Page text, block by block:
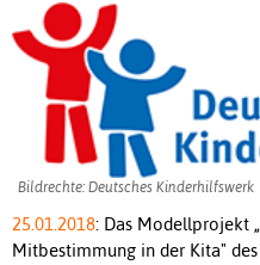
Bildrechte: Deutsches Kinderhilfswerk
25.01.2018: Das Modellprojekt
Mitbestimmung in der Kita"